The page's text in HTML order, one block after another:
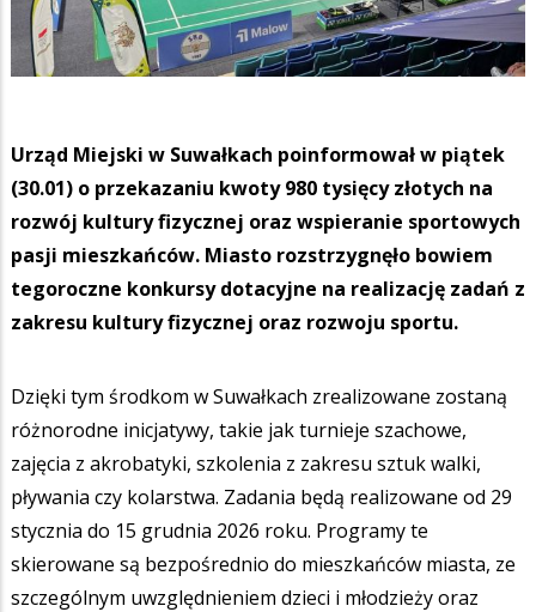
Urząd Miejski w Suwałkach poinformował w piątek
(30.01) o przekazaniu kwoty 980 tysięcy złotych na
rozwój kultury fizycznej oraz wspieranie sportowych
pasji mieszkańców. Miasto rozstrzygnęło bowiem
tegoroczne konkursy dotacyjne na realizację zadań z
zakresu kultury fizycznej oraz rozwoju sportu.
Dzięki tym środkom w Suwałkach zrealizowane zostaną
różnorodne inicjatywy, takie jak turnieje szachowe,
zajęcia z akrobatyki, szkolenia z zakresu sztuk walki,
pływania czy kolarstwa. Zadania będą realizowane od 29
stycznia do 15 grudnia 2026 roku. Programy te
skierowane są bezpośrednio do mieszkańców miasta, ze
szczególnym uwzględnieniem dzieci i młodzieży oraz